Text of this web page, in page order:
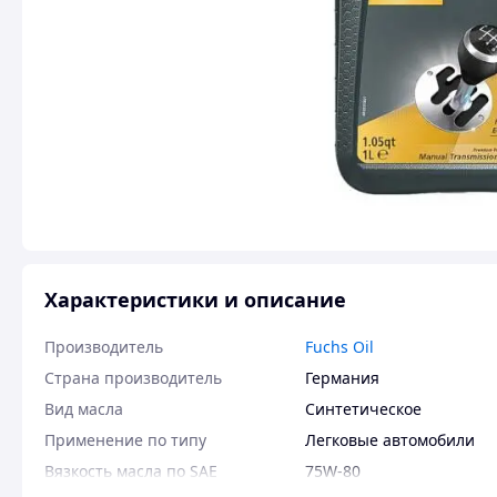
Характеристики и описание
Производитель
Fuchs Oil
Страна производитель
Германия
Вид масла
Синтетическое
Применение по типу
Легковые автомобили
Вязкость масла по SAE
75W-80